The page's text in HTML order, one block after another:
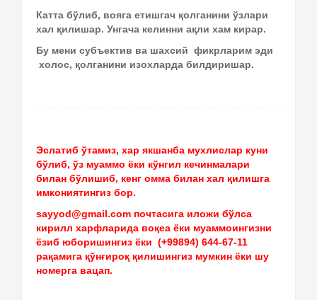
Катта бўлиб, вояга етишгач қолганини ўзлари
хал қилишар. Унгача келинни ақли хам кирар.
Бу мени субъектив ва шахсий фикрларим эди
холос, қолганини изохларда билдиришар.
Эслатиб ўтамиз, хар якшанба мухлислар куни
бўлиб, ўз муаммо ёки кўнгил кечинмалари
билан бўлишиб, кенг омма билан хал қилишга
имкониятингиз бор.
sayyod@gmail.com почтасига иложи бўлса
кирилл харфларида воқеа ёки муаммоингизни
ёзиб юборишингиз ёки (+99894) 644-67-11
рақамига қўнғироқ қилишингиз мумкин ёки шу
номерга вацап.